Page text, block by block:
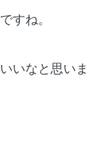
ね。
いなと思いま